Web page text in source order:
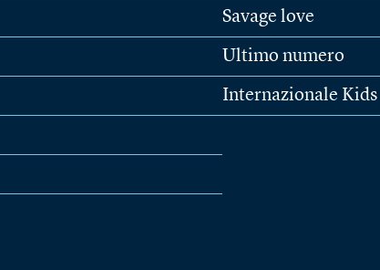
Savage love
Ultimo numero
Internazionale Kids